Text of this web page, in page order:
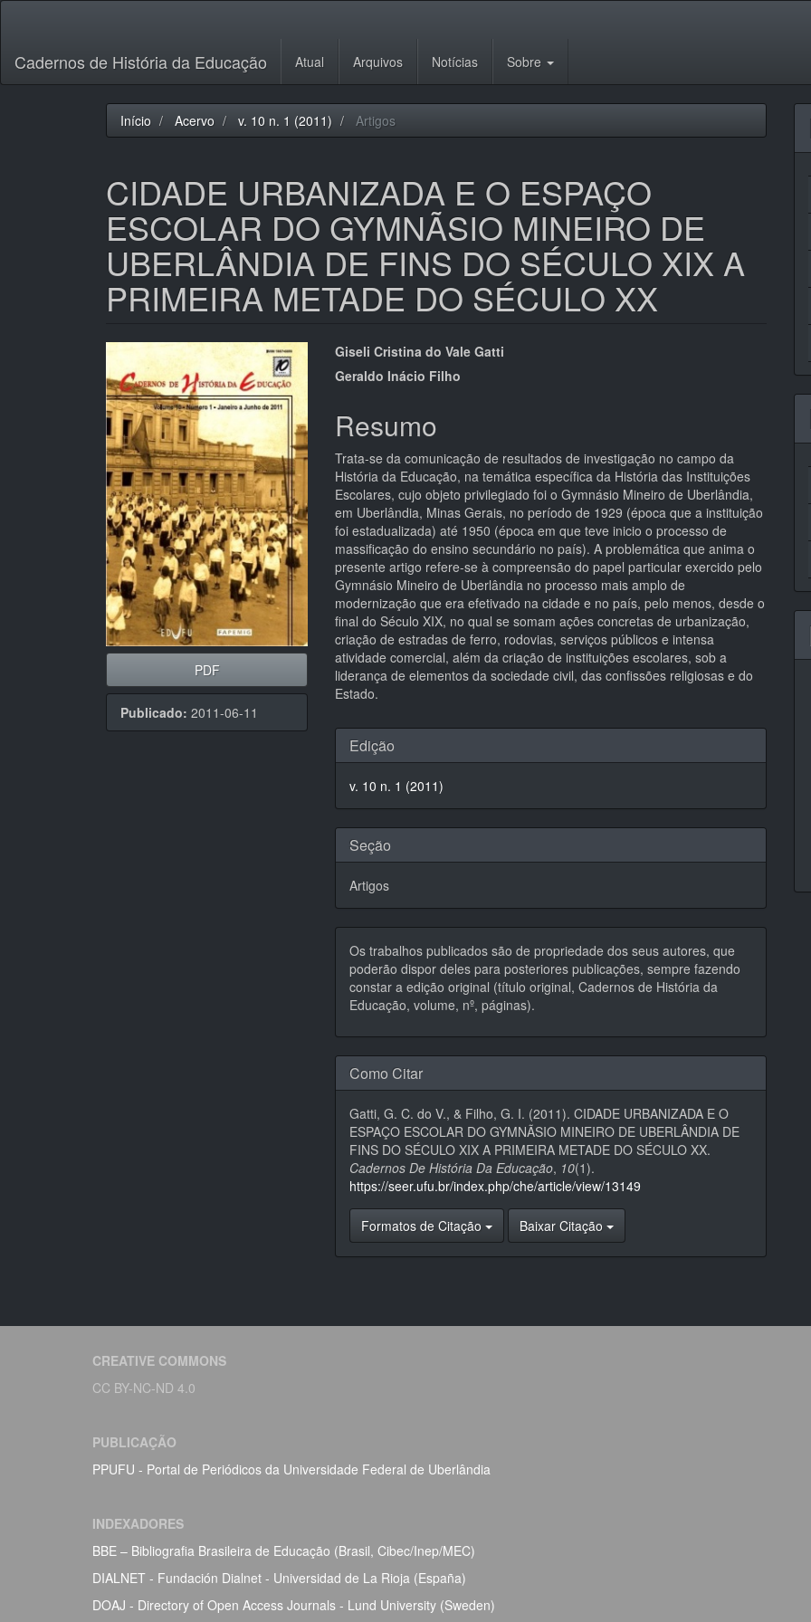
principal
Barra
Cadernos de História da Educação Atual Arquivos Notícias Sobre
Início Acervo v. 10 n. 1 (2011) Artigos
CIDADE URBANIZADA E O ESPAÇO
ESCOLAR DO GYMNÃSIO MINEIRO DE
UBERLÂNDIA DE FINS DO SÉCULO XIX A
PRIMEIRA METADE DO SÉCULO XX
Barra
lateral
de
artigos
PDF
Publicado: 2011-06-11
Conteúdo
do
artigo
principal
Giseli Cristina do Vale Gatti
Geraldo Inácio Filho
Resumo
Trata-se da comunicação de resultados de investigação no campo da
História da Educação, na temática específica da História das Instituições
Escolares, cujo objeto privilegiado foi o Gymnásio Mineiro de Uberlândia,
em Uberlândia, Minas Gerais, no período de 1929 (época que a instituição
foi estadualizada) até 1950 (época em que teve inicio o processo de
massificação do ensino secundário no país). A problemática que anima o
presente artigo refere-se à compreensão do papel particular exercido pelo
Gymnásio Mineiro de Uberlândia no processo mais amplo de
modernização que era efetivado na cidade e no país, pelo menos, desde o
final do Século XIX, no qual se somam ações concretas de urbanização,
criação de estradas de ferro, rodovias, serviços públicos e intensa
atividade comercial, além da criação de instituições escolares, sob a
liderança de elementos da sociedade civil, das confissões religiosas e do
Estado.
Detalhes
do
artigo
Edição
v. 10 n. 1 (2011)
Seção
Artigos
Os trabalhos publicados são de propriedade dos seus autores, que
poderão dispor deles para posteriores publicações, sempre fazendo
constar a edição original (título original, Cadernos de História da
Educação, volume, nº, páginas).
Como Citar
Gatti, G. C. do V., & Filho, G. I. (2011). CIDADE URBANIZADA E O
ESPAÇO ESCOLAR DO GYMNÃSIO MINEIRO DE UBERLÂNDIA DE
FINS DO SÉCULO XIX A PRIMEIRA METADE DO SÉCULO XX.
Cadernos De História Da Educação, 10(1).
https://seer.ufu.br/index.php/che/article/view/13149
Formatos de Citação Baixar Citação
CREATIVE COMMONS
CC BY-NC-ND 4.0
PUBLICAÇÃO
PPUFU - Portal de Periódicos da Universidade Federal de Uberlândia
INDEXADORES
BBE – Bibliografia Brasileira de Educação (Brasil, Cibec/Inep/MEC)
DIALNET - Fundación Dialnet - Universidad de La Rioja (España)
DOAJ - Directory of Open Access Journals - Lund University (Sweden)